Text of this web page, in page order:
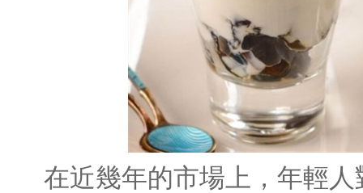
在近幾年的市場上，年輕